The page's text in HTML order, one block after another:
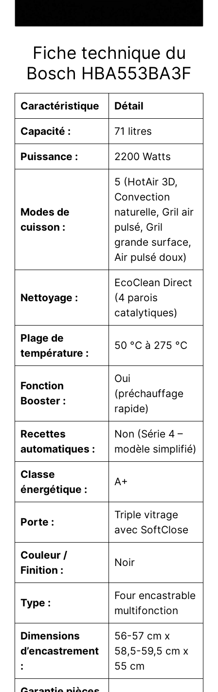
Fiche technique du
Bosch HBA553BA3F
Caractéristique Détail
Capacité : 71 litres
Puissance : 2200 Watts
Modes de
cuisson :
5 (HotAir 3D,
Convection
naturelle, Gril air
pulsé, Gril
grande surface,
Air pulsé doux)
Nettoyage :
EcoClean Direct
(4 parois
catalytiques)
Plage de
température :
50 °C à 275 °C
Fonction
Booster :
Oui
(préchauffage
rapide)
Recettes
automatiques :
Non (Série 4 –
modèle simplifié)
Classe
énergétique :
A+
Porte :
Triple vitrage
avec SoftClose
Couleur /
Finition :
Noir
Type :
Four encastrable
multifonction
Dimensions
d’encastrement
:
56-57 cm x
58,5-59,5 cm x
55 cm